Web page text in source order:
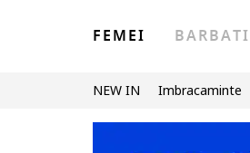
FEMEI BARBATI
NEW IN Imbracaminte